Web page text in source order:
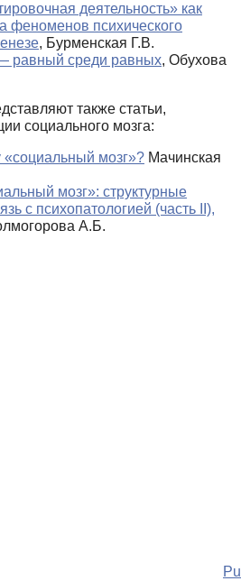
деятельность» как
феноменов психического
, Бурменская Г.В.
равный среди равных, Обухова
также статьи,
социального мозга:
«социальный мозг»? Мачинская
мозг»: структурные
с психопатологией (часть II),
А.Б.